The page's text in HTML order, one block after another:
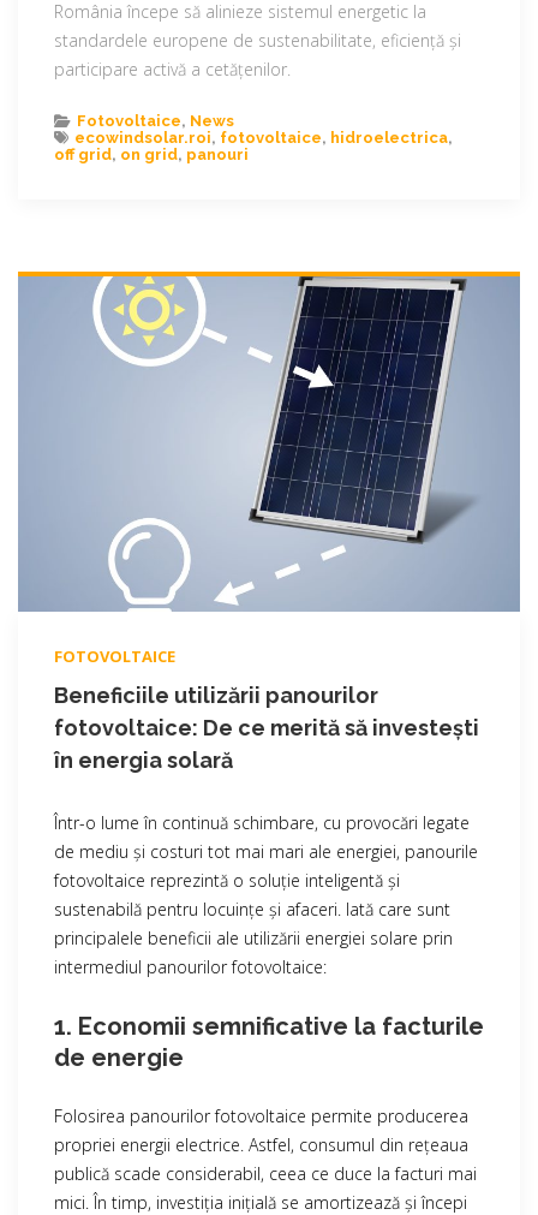
România începe să alinieze sistemul energetic la
standardele europene de sustenabilitate, eficiență și
participare activă a cetățenilor.
Fotovoltaice, News
ecowindsolar.roi, fotovoltaice, hidroelectrica,
off grid, on grid, panouri
FOTOVOLTAICE
Beneficiile utilizării panourilor
fotovoltaice: De ce merită să investești
în energia solară
Într-o lume în continuă schimbare, cu provocări legate
de mediu și costuri tot mai mari ale energiei, panourile
fotovoltaice reprezintă o soluție inteligentă și
sustenabilă pentru locuințe și afaceri. Iată care sunt
principalele beneficii ale utilizării energiei solare prin
intermediul panourilor fotovoltaice:
1. Economii semnificative la facturile
de energie
Folosirea panourilor fotovoltaice permite producerea
propriei energii electrice. Astfel, consumul din rețeaua
publică scade considerabil, ceea ce duce la facturi mai
mici. În timp, investiția inițială se amortizează și începi